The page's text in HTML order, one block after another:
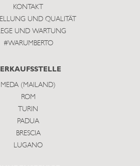
KONTAKT
UND QUALITÄT
UND WARTUNG
#WARUMBERTO
MEDA (MAILAND)
ROM
TURIN
PADUA
BRESCIA
LUGANO